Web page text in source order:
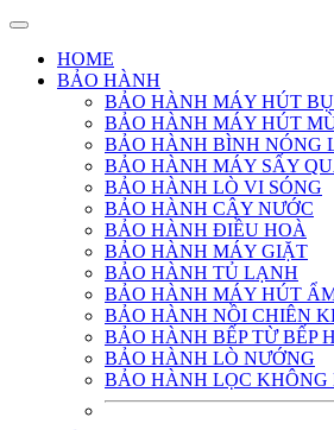
HOME
BẢO HÀNH
BẢO HÀNH MÁY HÚT
BẢO HÀNH MÁY HÚT
BẢO HÀNH BÌNH NÓNG
BẢO HÀNH MÁY SẤY
BẢO HÀNH LÒ VI SÓNG
BẢO HÀNH CÂY NƯỚC
BẢO HÀNH ĐIỀU HOÀ
BẢO HÀNH MÁY GIẶT
BẢO HÀNH TỦ LẠNH
BẢO HÀNH MÁY HÚT
BẢO HÀNH NỒI CHIÊN
BẢO HÀNH BẾP TỪ BẾP
BẢO HÀNH LÒ NƯỚNG
BẢO HÀNH LỌC KHÔNG